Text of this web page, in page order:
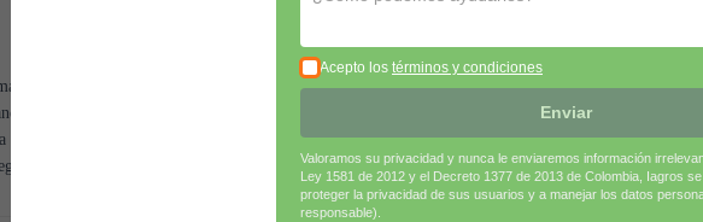
con el sustrato, asegurándose de una distribución uniforme.
un contacto adecuado entre las raíces y el sustrato.
plantación inicial para activar la retención hídrica.
y fertilización adecuado según el tipo de cultivo.
Acepto los términos y condiciones
Enviar
Valoramos su privacidad y nunca le enviaremos información
Ley 1581 de 2012 y el Decreto 1377 de 2013 de Colombia, Iagros
proteger la privacidad de sus usuarios y a manejar los datos
responsable).